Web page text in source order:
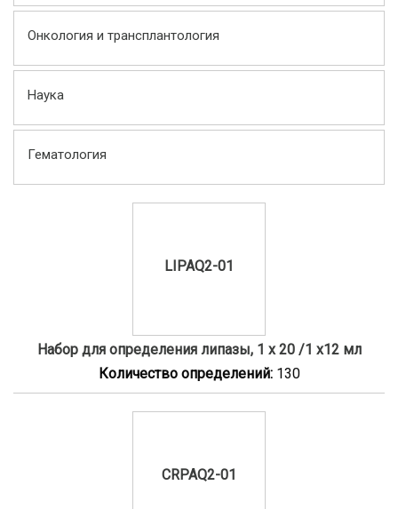
Онкология и трансплантология
Наука
Гематология
LIPAQ2-01
Набор для определения липазы, 1 x 20 /1 x12 мл
Количество определений: 130
CRPAQ2-01